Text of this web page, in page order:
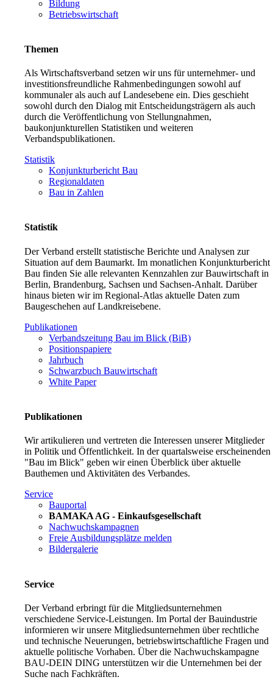
Bildung
Betriebswirtschaft
Themen
Als Wirtschaftsverband setzen wir uns für unternehmer- und
investitionsfreundliche Rahmenbedingungen sowohl auf
kommunaler als auch auf Landesebene ein. Dies geschieht
sowohl durch den Dialog mit Entscheidungsträgern als auch
durch die Veröffentlichung von Stellungnahmen,
baukonjunkturellen Statistiken und weiteren
Verbandspublikationen.
Statistik
Konjunkturbericht Bau
Regionaldaten
Bau in Zahlen
Statistik
Der Verband erstellt statistische Berichte und Analysen zur
Situation auf dem Baumarkt. Im monatlichen Konjunkturbericht
Bau finden Sie alle relevanten Kennzahlen zur Bauwirtschaft in
Berlin, Brandenburg, Sachsen und Sachsen-Anhalt. Darüber
hinaus bieten wir im Regional-Atlas aktuelle Daten zum
Baugeschehen auf Landkreisebene.
Publikationen
Verbandszeitung Bau im Blick (BiB)
Positionspapiere
Jahrbuch
Schwarzbuch Bauwirtschaft
White Paper
Publikationen
Wir artikulieren und vertreten die Interessen unserer Mitglieder
in Politik und Öffentlichkeit. In der quartalsweise erscheinenden
"Bau im Blick" geben wir einen Überblick über aktuelle
Bauthemen und Aktivitäten des Verbandes.
Service
Bauportal
BAMAKA AG - Einkaufsgesellschaft
Nachwuchskampagnen
Freie Ausbildungsplätze melden
Bildergalerie
Service
Der Verband erbringt für die Mitgliedsunternehmen
verschiedene Service-Leistungen. Im Portal der Bauindustrie
informieren wir unsere Mitgliedsunternehmen über rechtliche
und technische Neuerungen, betriebswirtschaftliche Fragen und
aktuelle politische Vorhaben. Über die Nachwuchskampagne
BAU-DEIN DING unterstützen wir die Unternehmen bei der
Suche nach Fachkräften.